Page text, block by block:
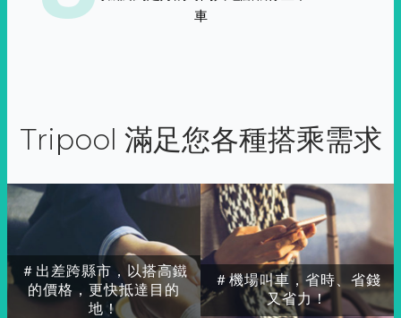
車
Tripool 滿足您各種搭乘需求
＃出差跨縣市，以搭高鐵
的價格，更快抵達目的
地！
＃機場叫車，省時、省錢
又省力！